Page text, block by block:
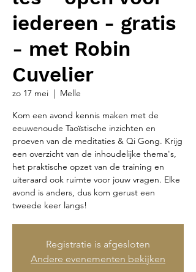
iedereen - gratis
- met Robin
Cuvelier
zo 17 mei
  |
Melle
Kom een avond kennis maken met de
eeuwenoude Taoïstische inzichten en
proeven van de meditaties & Qi Gong. Krijg
een overzicht van de inhoudelijke thema's,
het praktische opzet van de training en
uiteraard ook ruimte voor jouw vragen. Elke
avond is anders, dus kom gerust een
tweede keer langs!
Registratie is afgesloten
Andere evenementen bekijken